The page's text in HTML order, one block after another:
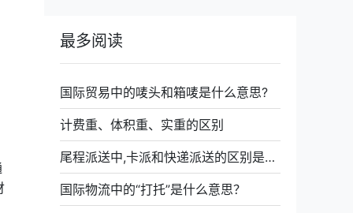
最多阅读
国际贸易中的唛头和箱唛是什么意思?
计费重、体积重、实重的区别
尾程派送中,卡派和快递派送的区别是什么
国际物流中的“打托”是什么意思？